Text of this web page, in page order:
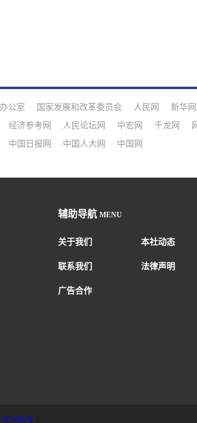
公室 国家发展和改革委员会 人民网 新华网
经济参考网 人民论坛网 中宏网 千龙网
中国日报网 中国人大网 中国网
辅助导航 MENU
关于我们 本社动态
联系我们 法律声明
广告合作
号